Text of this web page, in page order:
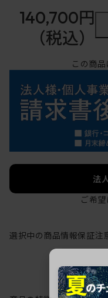
140,700円
（税込）
この商
法
ご希望
選択中の商品情報保証注